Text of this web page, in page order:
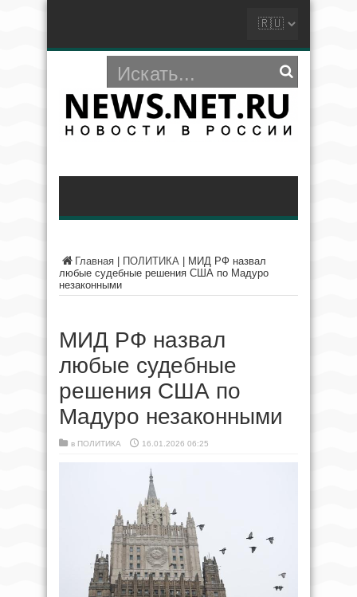
Главная ПОЛИТИКА
МИД РФ назвал
любые судебные решения США по Мадуро
незаконными
МИД РФ назвал
любые судебные
решения США по
Мадуро незаконными
в ПОЛИТИКА 16.01.2026 06:25